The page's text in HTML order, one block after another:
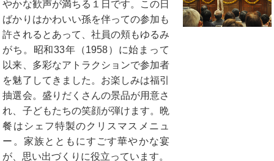
やかな歓声が満ちる１日です。この日
ばかりはかわいい孫を伴っての参加も
許されるとあって、社員の頬もゆるみ
がち。昭和33年（1958）に始まって
以来、多彩なアトラクションで参加者
を魅了してきました。お楽しみは福引
抽選会。盛りだくさんの景品が用意さ
れ、子どもたちの笑顔が弾けます。晩
餐はシェフ特製のクリスマスメニュ
ー。家族とともにすごす華やかな宴
が、思い出づくりに役立っています。